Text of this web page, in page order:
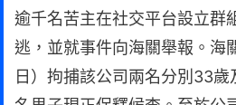
逾千名苦主在社交平台設立群
逃，並就事件向海關舉報。海
日）拘捕該公司兩名分別33